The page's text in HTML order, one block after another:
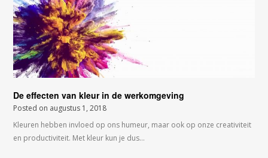
De effecten van kleur in de werkomgeving
Posted on augustus 1, 2018
Kleuren hebben invloed op ons humeur, maar ook op onze creativiteit
en productiviteit. Met kleur kun je dus…